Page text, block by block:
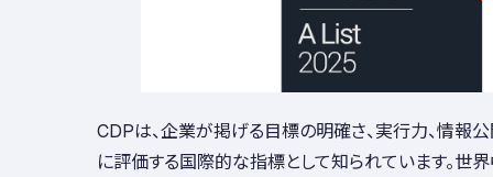
CDPは、企業が掲げる目標の明確さ、実行力、情報
に評価する国際的な指標として知られています。世